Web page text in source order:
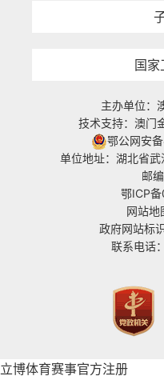
国
主办单位：
技术支持：澳门
鄂公网安
单位地址：湖北省
邮
鄂ICP
网站地
政府网站标
联系电话
立博体育赛事官方注册